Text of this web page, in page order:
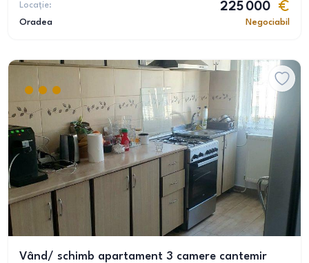
Locație:
Oradea
225 000
Negociabil
Vând/ schimb apartament 3 camere cantemir